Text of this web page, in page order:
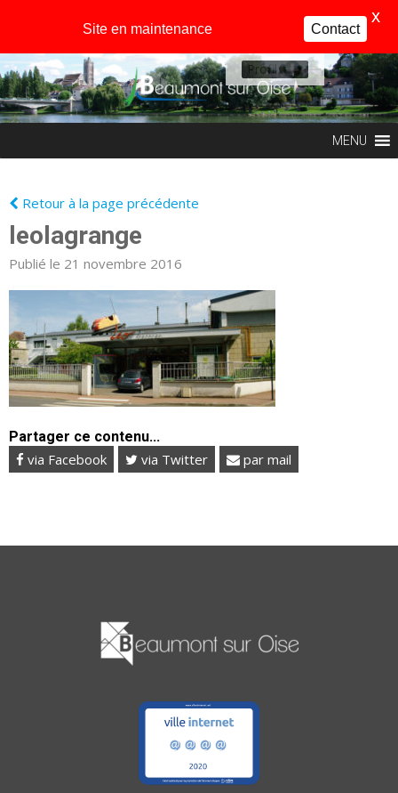
Profil
MENU
Retour à la page précédente
leolagrange
Publié le 21 novembre 2016
Partager ce contenu...
via Facebook via Twitter par mail
Site en maintenance Contact
X